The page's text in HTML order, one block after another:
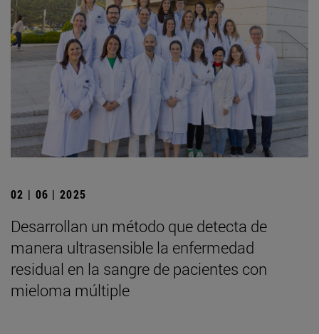
02 | 06 | 2025
Desarrollan un método que detecta de
manera ultrasensible la enfermedad
residual en la sangre de pacientes con
mieloma múltiple